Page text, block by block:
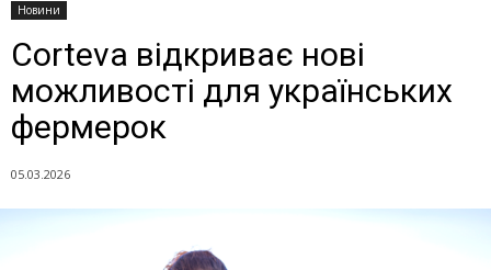
Новини
Corteva відкриває нові
можливості для українських
фермерок
05.03.2026